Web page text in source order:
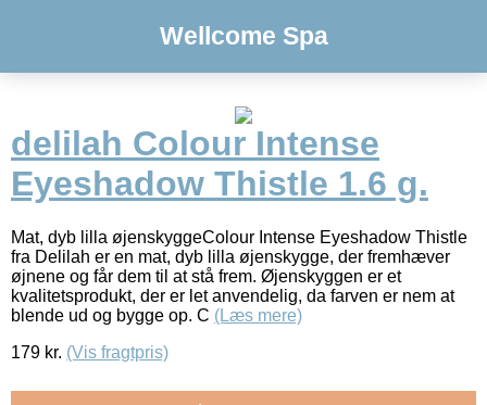
Wellcome Spa
delilah Colour Intense
Eyeshadow Thistle 1.6 g.
Mat, dyb lilla øjenskyggeColour Intense Eyeshadow Thistle
fra Delilah er en mat, dyb lilla øjenskygge, der fremhæver
øjnene og får dem til at stå frem. Øjenskyggen er et
kvalitetsprodukt, der er let anvendelig, da farven er nem at
blende ud og bygge op. C (Læs mere)
179 kr. (Vis fragtpris)